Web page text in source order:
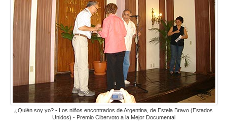
¿Quién soy yo? - Los niños encontrados de Argentina, de Estela Bravo (Estados
Unidos) - Premio Cibervoto a la Mejor Documental